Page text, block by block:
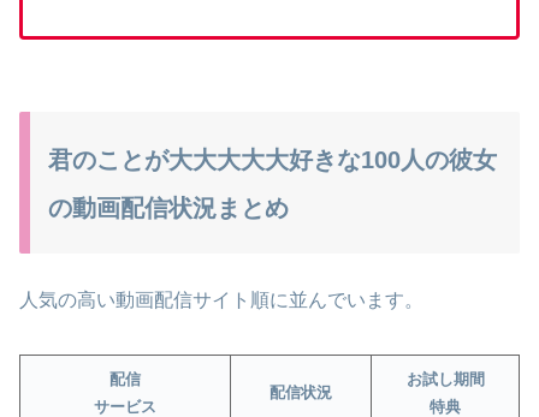
君のことが大大大大大好きな100人の彼女
の動画配信状況まとめ
人気の高い動画配信サイト順に並んでいます。
配信
サービス
配信状況
お試し期間
特典